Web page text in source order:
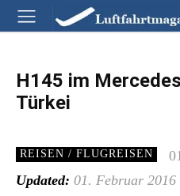
H145 im
Türkei
REISEN / FLUGREISEN
Updated: 01. Februar 2016